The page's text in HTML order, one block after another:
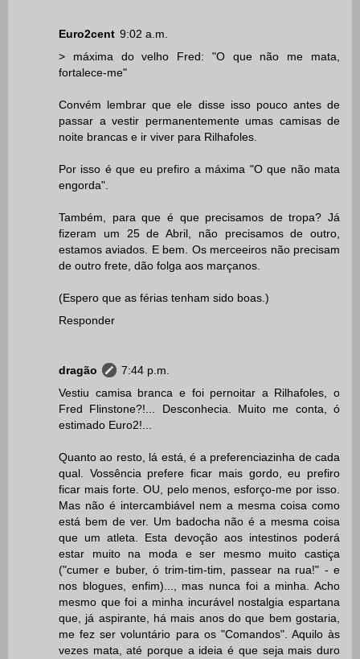
Euro2cent 9:02 a.m.
> máxima do velho Fred: "O que não me mata,
fortalece-me"
Convém lembrar que ele disse isso pouco antes de
passar a vestir permanentemente umas camisas de
noite brancas e ir viver para Rilhafoles.
Por isso é que eu prefiro a máxima "O que não mata
engorda".
Também, para que é que precisamos de tropa? Já
fizeram um 25 de Abril, não precisamos de outro,
estamos aviados. E bem. Os merceeiros não precisam
de outro frete, dão folga aos marçanos.
(Espero que as férias tenham sido boas.)
Responder
dragão
7:44 p.m.
Vestiu camisa branca e foi pernoitar a Rilhafoles, o
Fred Flinstone?!... Desconhecia. Muito me conta, ó
estimado Euro2!...
Quanto ao resto, lá está, é a preferenciazinha de cada
qual. Vossência prefere ficar mais gordo, eu prefiro
ficar mais forte. OU, pelo menos, esforço-me por isso.
Mas não é intercambiável nem a mesma coisa como
está bem de ver. Um badocha não é a mesma coisa
que um atleta. Esta devoção aos intestinos poderá
estar muito na moda e ser mesmo muito castiça
("cumer e buber, ó trim-tim-tim, passear na rua!" - e
nos blogues, enfim)..., mas nunca foi a minha. Acho
mesmo que foi a minha incurável nostalgia espartana
que, já aspirante, há mais anos do que bem gostaria,
me fez ser voluntário para os "Comandos". Aquilo às
vezes mata, até porque a ideia é que seja mais duro